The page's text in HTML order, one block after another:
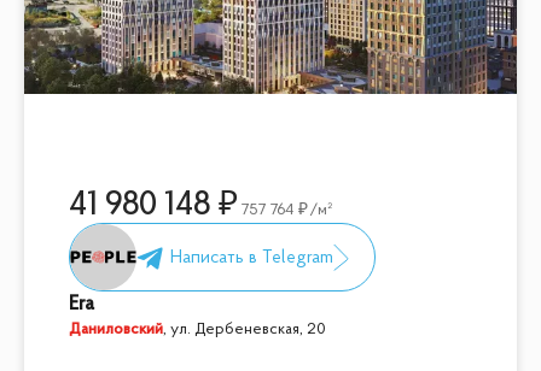
41 980 148 757 764 /м²
Era
Даниловский,ул. Дербеневская, 20